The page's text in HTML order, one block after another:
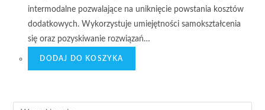
intermodalne pozwalające na uniknięcie powstania kosztów
dodatkowych. Wykorzystuje umiejętności samokształcenia
się oraz pozyskiwanie rozwiązań…
DODAJ DO KOSZYKA